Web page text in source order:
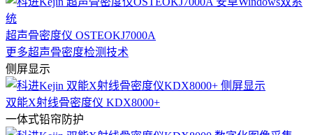
超声骨密度仪 OSTEOKJ7000A
更多超声骨密度检测技术
侧屏显示
双能X射线骨密度仪 KDX8000+
一体式铅帘防护